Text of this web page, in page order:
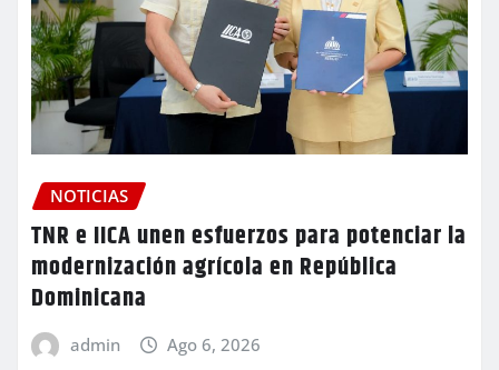
NOTICIAS
TNR e IICA unen esfuerzos para potenciar la
modernización agrícola en República
Dominicana
admin Ago 6, 2026